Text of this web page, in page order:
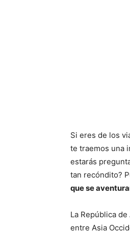
Si eres de los
te traemos una
estarás
tan recóndito?
que se
La República
entre Asia